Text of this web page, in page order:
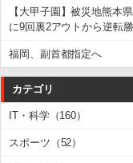
【大甲子園】被災地熊
に9回裏2アウトから逆転
福岡、副首都指定へ
カテゴリ
IT・科学（160）
スポーツ（52）